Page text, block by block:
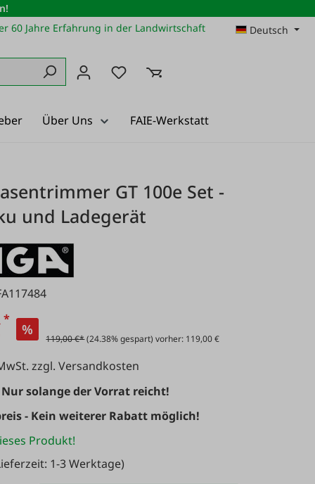
60 Jahre Erfahrung in der Landwirtschaft
Deutsch
Du hast 0 Produkte auf dem
Über Uns FAIE-Werkstatt
GT 100e Set -
und Ladegerät
*
%
119,00 €*(24.38% gespart) vorher: 119,00 €
zzgl. Versandkosten
solange der Vorrat reicht!
- Kein weiterer Rabatt möglich!
Produkt!
1-3 Werktage)